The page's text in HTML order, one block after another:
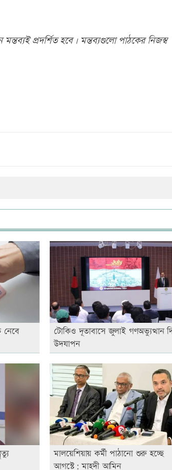
প্রদর্শিত হবে। মন্তব্যগুলো পাঠকের নিজস্ব
নেবে
টোকিও দূতাবাসে জুলাই গণঅভ্যুত্থান
উদযাপন
মালয়েশিয়ায় কর্মী পাঠানো শুরু হচ্ছে
আগস্টে: মাহদী আমিন